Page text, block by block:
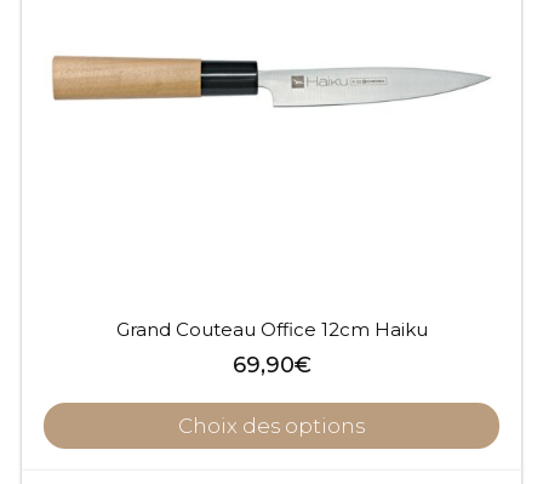
Grand Couteau Office 12cm Haiku
69,90€
Choix des options